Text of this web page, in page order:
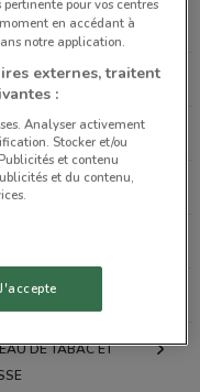
MOBILE
21
HOQUET
DE TABAC ET
pour vos centres
en accédant à
notre application.
externes, traitent
:
Analyser activement
Stocker et/ou
et contenu
et du contenu,
J'accepte